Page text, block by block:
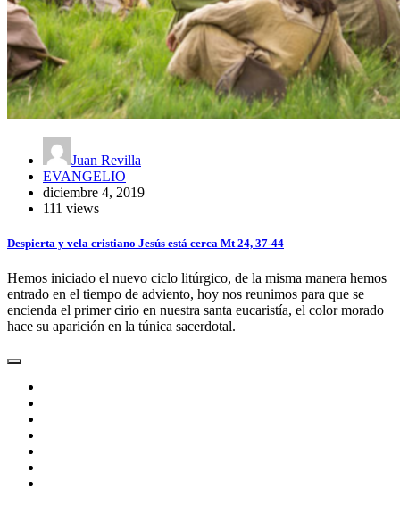
Juan Revilla
EVANGELIO
diciembre 4, 2019
111 views
Despierta y vela cristiano Jesús está cerca Mt 24, 37-44
Hemos iniciado el nuevo ciclo litúrgico, de la misma manera hemos
entrado en el tiempo de adviento, hoy nos reunimos para que se
encienda el primer cirio en nuestra santa eucaristía, el color morado
hace su aparición en la túnica sacerdotal.